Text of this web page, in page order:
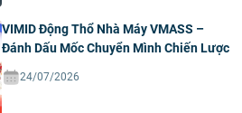
VIMID Động Thổ Nhà Máy VMASS –
Đánh Dấu Mốc Chuyển Mình Chiến Lược
24/07/2026